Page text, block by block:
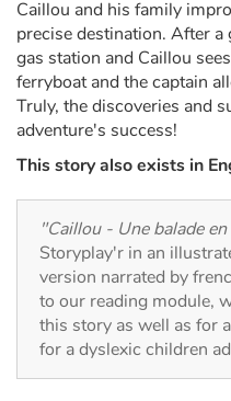
The animals
Travel, epic, investigation,
Around the world
Learning
Arts, space, activities
Documentaries
Caillou and his family
precise destination. After a
gas station and Caillou
ferryboat and the captain
Truly, the discoveries and
adventure's success!
This story also exists in
"Caillou - Une balade
Storyplay'r in an
version narrated by
to our reading module,
this story as well as for
for a dyslexic children